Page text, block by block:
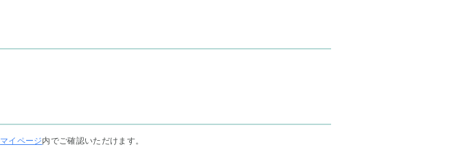
マイページ内でご確認いただけます。